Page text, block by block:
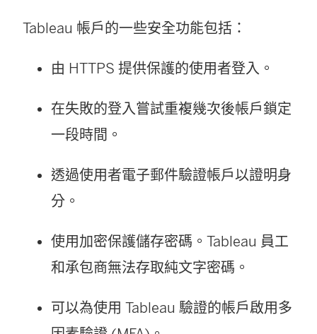
Tableau 帳戶的一些安全功能包括：
由 HTTPS 提供保護的使用者登入。
在失敗的登入嘗試重複幾次後帳戶鎖定
一段時間。
透過使用者電子郵件驗證帳戶以證明身
分。
使用加密保護儲存密碼。Tableau 員工
和承包商無法存取純文字密碼。
可以為使用 Tableau 驗證的帳戶啟用多